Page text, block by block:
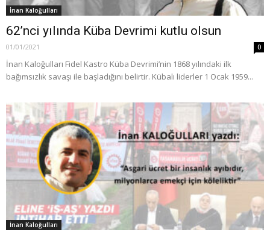
İnan Kaloğulları
62’nci yılında Küba Devrimi kutlu olsun
01/01/2021 0
İnan Kaloğulları Fidel Kastro Küba Devrimi’nin 1868 yılındaki ilk
bağımsızlık savaşı ile başladığını belirtir. Kübalı liderler 1 Ocak 1959...
İnan Kaloğulları